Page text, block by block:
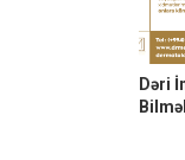
Dəri